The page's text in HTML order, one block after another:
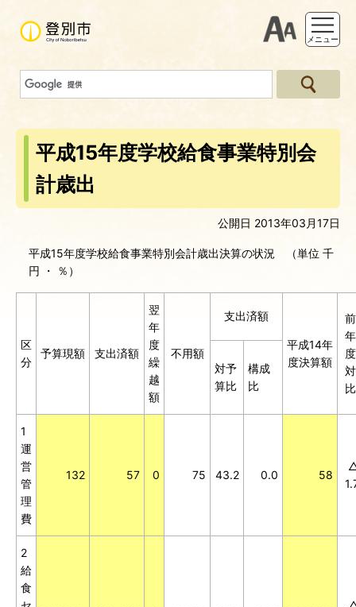
支援ツー
メニュー
平成15年度学校給食事業特別会
計歳出
公開日 2013年03月17日
平成15年度学校給食事業特別会計歳出決算の状況 （単位 千
円 ・ ％）
区
分
予算現額 支出済額
翌
年
度
繰
越
額
不用額
支出済額
平成14年
度決算額
前
年
度
対
比
対予
算比
構成
比
1
運
営
管
理
費
132 57 0 75 43.2 0.0 58
2
給
食